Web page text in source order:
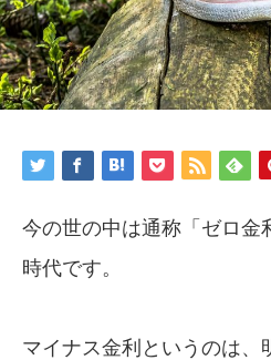
今の世の中は通称「ゼロ金
時代です。
マイナス金利というのは、